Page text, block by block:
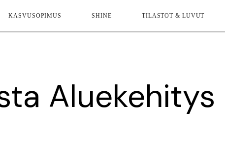
KASVUSOPIMUS SHINE TILASTOT & LUVUT
Aluekehitys